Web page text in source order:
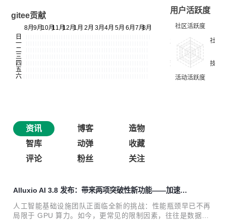
gitee贡献
用户活跃度
资讯 博客
造物
智库
动弹
收藏
评论
粉丝 关注
Alluxio AI 3.8 发布：带来两项突破性新功能——加速对
象存储写入与模型加载
人工智能基础设施团队正面临全新的挑战：性能瓶颈早已不再
局限于 GPU 算力。如今，更常见的限制因素，往往是数据和